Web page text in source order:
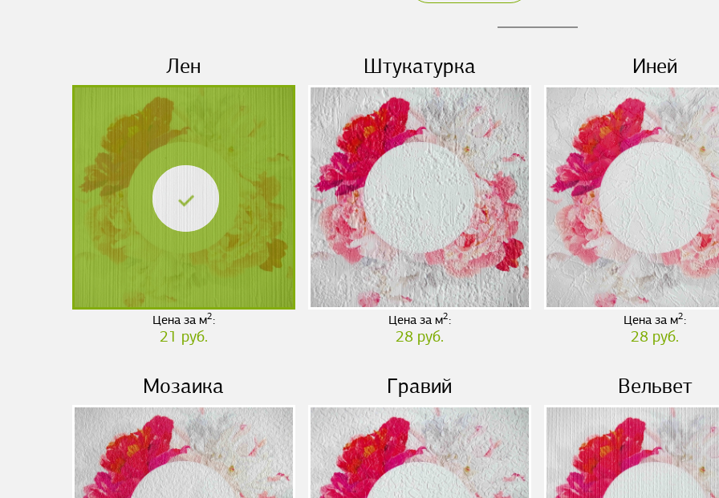
Лен
Цена за м2:
21 руб.
Штукатурка
Цена за м2:
28 руб.
Иней
Цена за м2:
28 руб.
Мозаика Гравий Вельвет